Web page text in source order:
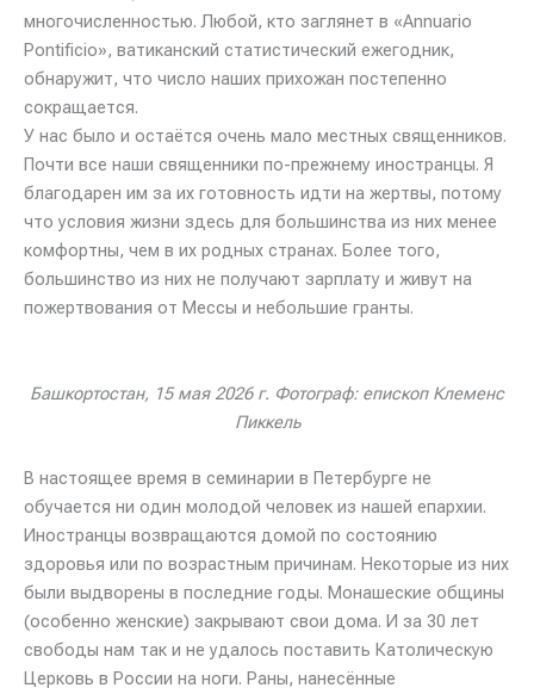
многочисленностью. Любой, кто заглянет в «Annuario
Pontificio», ватиканский статистический ежегодник,
обнаружит, что число наших прихожан постепенно
сокращается.
У нас было и остаётся очень мало местных священников.
Почти все наши священники по-прежнему иностранцы. Я
благодарен им за их готовность идти на жертвы, потому
что условия жизни здесь для большинства из них менее
комфортны, чем в их родных странах. Более того,
большинство из них не получают зарплату и живут на
пожертвования от Мессы и небольшие гранты.
Башкортостан, 15 мая 2026 г. Фотограф: епископ Клеменс
Пиккель
В настоящее время в семинарии в Петербурге не
обучается ни один молодой человек из нашей епархии.
Иностранцы возвращаются домой по состоянию
здоровья или по возрастным причинам. Некоторые из них
были выдворены в последние годы. Монашеские общины
(особенно женские) закрывают свои дома. И за 30 лет
свободы нам так и не удалось поставить Католическую
Церковь в России на ноги. Раны, нанесённые